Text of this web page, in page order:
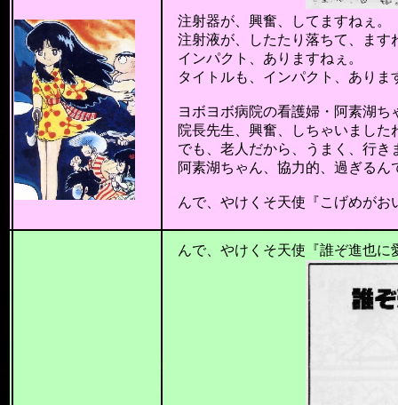
注射器が、興奮、してますねぇ。
注射液が、したたり落ちて、ます
インパクト、ありますねぇ。
タイトルも、インパクト、ありま
ヨボヨボ病院の看護婦・阿素湖ち
院長先生、興奮、しちゃいました
でも、老人だから、うまく、行き
阿素湖ちゃん、協力的、過ぎるん
んで、やけくそ天使『こげめがお
んで、やけくそ天使『誰ぞ進也に